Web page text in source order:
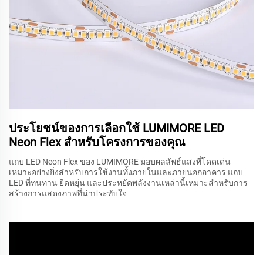
ประโยชน์ของการเลือกใช้ LUMIMORE LED
Neon Flex สำหรับโครงการของคุณ
แถบ LED Neon Flex ของ LUMIMORE มอบผลลัพธ์แสงที่โดดเด่น
เหมาะอย่างยิ่งสำหรับการใช้งานทั้งภายในและภายนอกอาคาร แถบ
LED ที่ทนทาน ยืดหยุ่น และประหยัดพลังงานเหล่านี้เหมาะสำหรับการ
สร้างการแสดงภาพที่น่าประทับใจ